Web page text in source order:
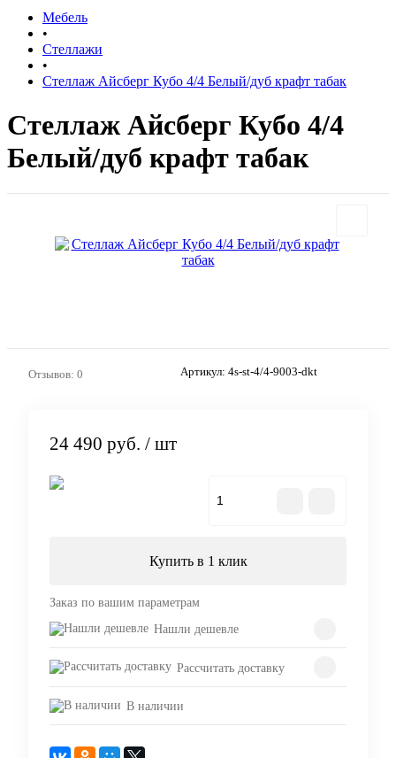
Мебель
•
Стеллажи
•
Стеллаж Айсберг Кубо 4/4 Белый/дуб крафт табак
Стеллаж Айсберг Кубо 4/4
Белый/дуб крафт табак
Отзывов: 0 Артикул: 4s-st-4/4-9003-dkt
24 490 руб. / шт
Купить в 1 клик
Заказ по вашим параметрам
Нашли дешевле
Рассчитать доставку
В наличии